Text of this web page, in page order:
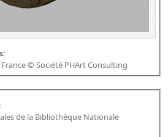
© Société PHArt Consulting
de la Bibliothèque Nationale